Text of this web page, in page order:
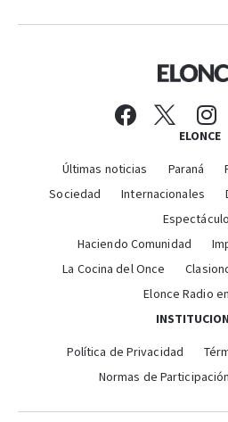
ELONCE
Últimas noticias Paraná
Sociedad
Internacionales
Haciendo Comunidad
La Cocina del Once
Elonce Radio
Política de Privacidad
Normas de Participación